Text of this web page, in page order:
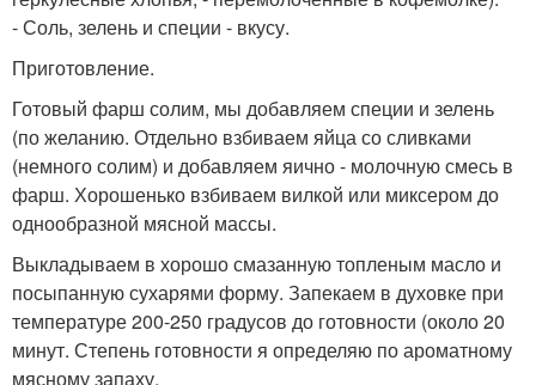
- Соль, зелень и специи - вкусу.
Приготовление.
Готовый фарш солим, мы добавляем специи и зелень
(по желанию. Отдельно взбиваем яйца со сливками
(немного солим) и добавляем яично - молочную смесь в
фарш. Хорошенько взбиваем вилкой или миксером до
однообразной мясной массы.
Выкладываем в хорошо смазанную топленым масло и
посыпанную сухарями форму. Запекаем в духовке при
температуре 200-250 градусов до готовности (около 20
минут. Степень готовности я определяю по ароматному
мясному запаху.